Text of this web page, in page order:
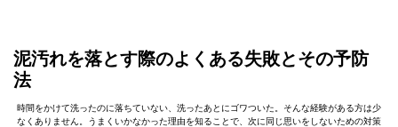
泥汚れを落とす際のよくある失敗とその予防
法
時間をかけて洗ったのに落ちていない、洗ったあとにゴワついた。そんな経験がある方は少
なくありません。うまくいかなかった理由を知ることで、次に同じ思いをしないための対策